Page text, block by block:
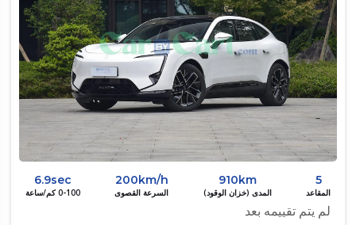
5
المقاعد
910km
المدى (خزان الوقود)
200km/h
السرعة القصوى
6.9sec
0-100 كم/ساعة
لم يتم تقييمه بعد